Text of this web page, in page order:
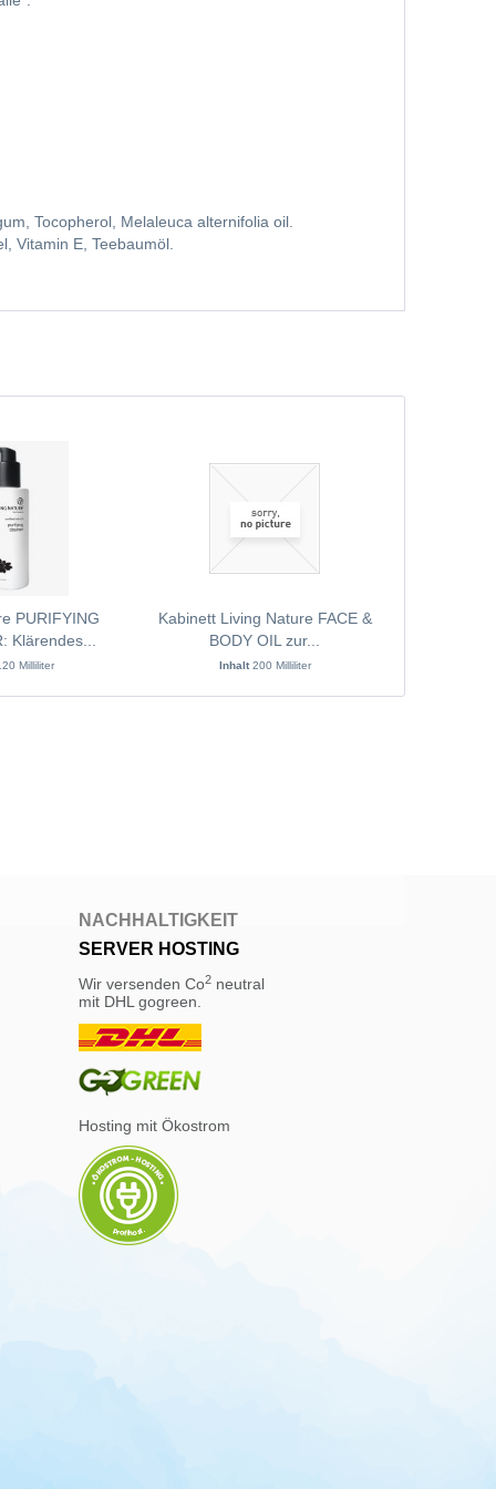
Tocopherol, Melaleuca alternifolia oil.
Vitamin E, Teebaumöl.
PURIFYING
Klärendes...
Milliliter
Kabinett Living Nature FACE &
BODY OIL zur...
Inhalt 200 Milliliter
NACHHALTIGKEIT
SERVER HOSTING
Wir versenden Co2 neutral
mit DHL gogreen.
Hosting mit Ökostrom